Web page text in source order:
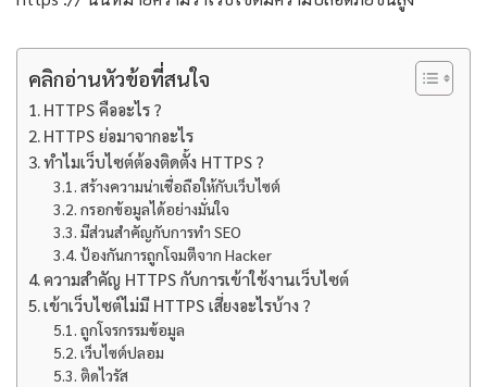
คลิกอ่านหัวข้อที่สนใจ
HTTPS คืออะไร ?
HTTPS ย่อมาจากอะไร
ทำไมเว็บไซต์ต้องติดตั้ง HTTPS ?
สร้างความน่าเชื่อถือให้กับเว็บไซต์
กรอกข้อมูลได้อย่างมั่นใจ
มีส่วนสำคัญกับการทำ SEO
ป้องกันการถูกโจมตีจาก Hacker
ความสำคัญ HTTPS กับการเข้าใช้งานเว็บไซต์
เข้าเว็บไซต์ไม่มี HTTPS เสี่ยงอะไรบ้าง ?
ถูกโจรกรรมข้อมูล
เว็บไซต์ปลอม
ติดไวรัส